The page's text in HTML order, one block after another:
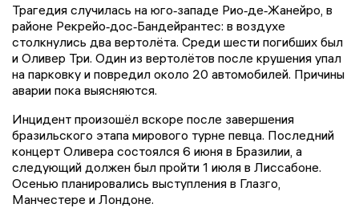
Трагедия случилась на юго‑западе Рио‑де‑Жанейро, в
районе Рекрейо‑дос‑Бандейрантес: в воздухе
столкнулись два вертолёта. Среди шести погибших был
и Оливер Три. Один из вертолётов после крушения упал
на парковку и повредил около 20 автомобилей. Причины
аварии пока выясняются.
Инцидент произошёл вскоре после завершения
бразильского этапа мирового турне певца. Последний
концерт Оливера состоялся 6 июня в Бразилии, а
следующий должен был пройти 1 июля в Лиссабоне.
Осенью планировались выступления в Глазго,
Манчестере и Лондоне.